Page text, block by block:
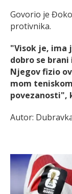
Govorio je
protivnika.
"Visok je, ima
dobro se
Njegov fizio
mom
povezanosti",
Autor: